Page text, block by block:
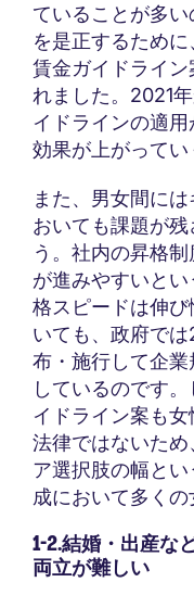
ていることが多
を是正するため
賃金ガイドライ
れました。2021
イドラインの適
効果が上がってい
また、男女間に
おいても課題が
う。社内の昇格
が進みやすいと
格スピードは伸
いても、政府で
布・施行して企
しているのです
イドライン案も
法律ではないた
ア選択肢の幅と
成において多くの
1-2.結婚・出産な
両立が難しい